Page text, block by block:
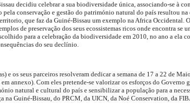
decidiu celebrar a sua biodiversidade única, associando-se à
conservação e gestão do património natural do país resultou na
que faz da Guiné-Bissau um exemplo na Africa Occidental.
de preservação dos seus ecossistemas ricos onde encontra se
para a celebração da biodiversidade em 2010, no ano a ela
do seu declínio.
e os seus parceiros resolveram dedicar a semana de 17 a 22 de
annexo). Com eles pretende-se valorizar os esforços do Governo
natural e cultural do país e sensibilizar a população para a
na Guiné-Bissau, do PRCM, da UICN, da Noé Conservation, da